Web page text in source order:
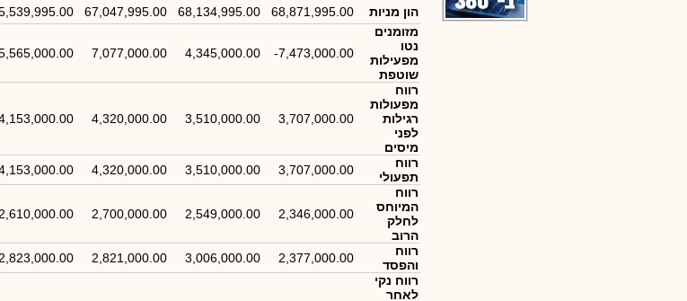
הון מניות 68,871,995.00
68,134,995.00
67,047,995.00
מזומנים
נטו
מפעילות
שוטפת
-7,473,000.00
4,345,000.00
7,077,000.00
רווח
מפעולות
רגילות
לפני
מיסים
3,707,000.00
3,510,000.00
4,320,000.00
רווח
תפעולי
3,707,000.00
3,510,000.00
4,320,000.00
רווח
המיוחס
לחלק
הרוב
2,346,000.00
2,549,000.00
2,700,000.00
2,610,000.00
רווח
והפסד
2,377,000.00
3,006,000.00
2,821,000.00
2,823,000.00
רווח נקי
לאחר